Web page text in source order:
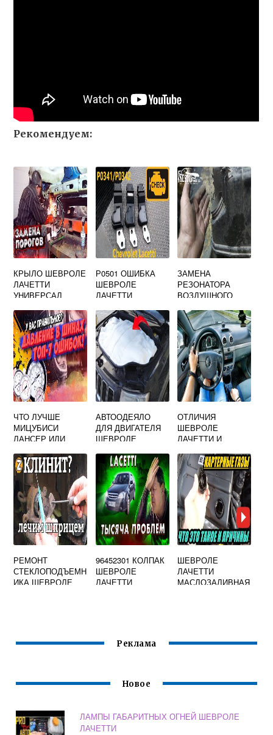
Рекомендуем:
КРЫЛО ШЕВРОЛЕ
ЛАЧЕТТИ
УНИВЕРСАЛ
Р0501 ОШИБКА
ШЕВРОЛЕ
ЛАЧЕТТИ
ЗАМЕНА
РЕЗОНАТОРА
ВОЗДУШНОГО
ШЕВРОЛЕ
ЛАЧЕТТИ
ЧТО ЛУЧШЕ
МИЦУБИСИ
ЛАНСЕР ИЛИ
ЛАЧЕТТИ
АВТООДЕЯЛО
ДЛЯ ДВИГАТЕЛЯ
ШЕВРОЛЕ
ОТЛИЧИЯ
ШЕВРОЛЕ
ЛАЧЕТТИ И
РЕМОНТ
СТЕКЛОПОДЪЕМН
ИКА ШЕВРОЛЕ
96452301 КОЛПАК
ШЕВРОЛЕ
ЛАЧЕТТИ
ШЕВРОЛЕ
ЛАЧЕТТИ
МАСЛОЗАЛИВНАЯ
Реклама
Новое
ЛАМПЫ ГАБАРИТНЫХ ОГНЕЙ ШЕВРОЛЕ
ЛАЧЕТТИ